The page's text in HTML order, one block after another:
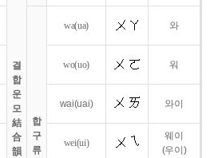
결
합
운
모
結
合
韻
합
구
류
wa(ua) 와
wo(uo) 워
wai(uai) 와이
wei(ui)
웨이
(우이)